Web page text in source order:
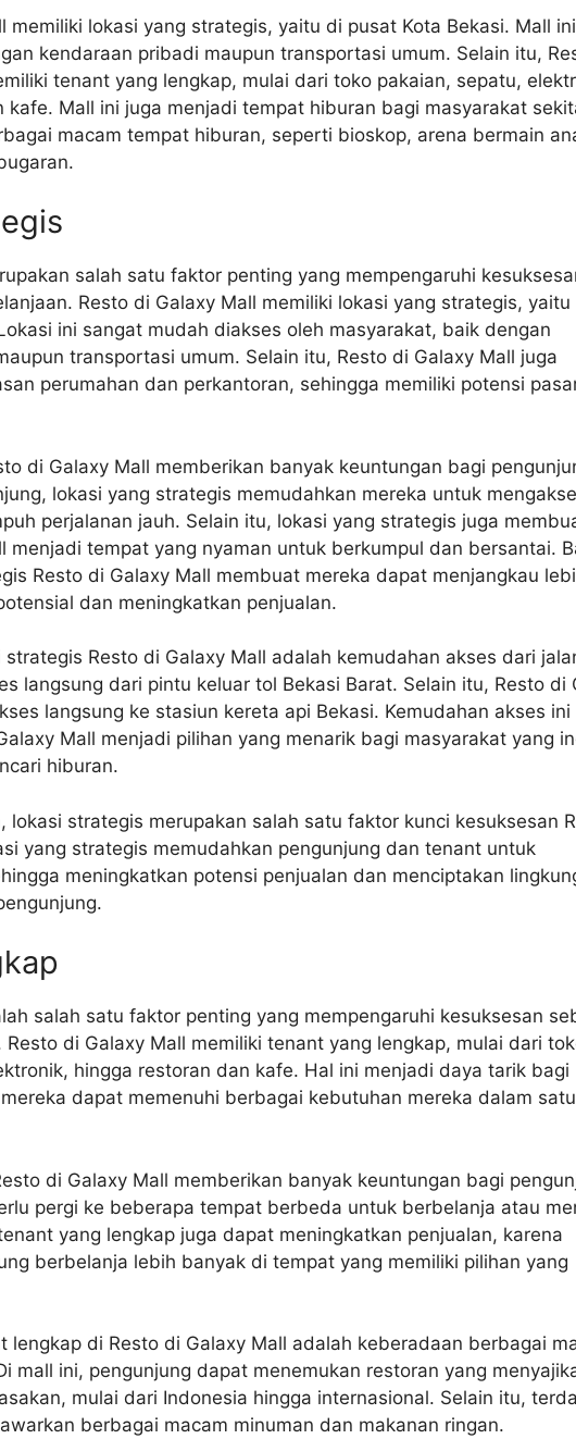
memiliki lokasi yang strategis, yaitu di pusat Kota Bekasi. Mall ini
kendaraan pribadi maupun transportasi umum. Selain itu,
tenant yang lengkap, mulai dari toko pakaian, sepatu,
kafe. Mall ini juga menjadi tempat hiburan bagi masyarakat
macam tempat hiburan, seperti bioskop, arena bermain
salah satu faktor penting yang mempengaruhi
Resto di Galaxy Mall memiliki lokasi yang strategis, yaitu
ini sangat mudah diakses oleh masyarakat, baik dengan
transportasi umum. Selain itu, Resto di Galaxy Mall juga
perumahan dan perkantoran, sehingga memiliki potensi
di Galaxy Mall memberikan banyak keuntungan bagi
lokasi yang strategis memudahkan mereka untuk
perjalanan jauh. Selain itu, lokasi yang strategis juga
menjadi tempat yang nyaman untuk berkumpul dan bersantai.
Resto di Galaxy Mall membuat mereka dapat menjangkau
dan meningkatkan penjualan.
Resto di Galaxy Mall adalah kemudahan akses dari
langsung dari pintu keluar tol Bekasi Barat. Selain itu, Resto di
langsung ke stasiun kereta api Bekasi. Kemudahan akses ini
Mall menjadi pilihan yang menarik bagi masyarakat yang
hiburan.
lokasi strategis merupakan salah satu faktor kunci kesuksesan
yang strategis memudahkan pengunjung dan tenant untuk
meningkatkan potensi penjualan dan menciptakan
salah satu faktor penting yang mempengaruhi kesuksesan
di Galaxy Mall memiliki tenant yang lengkap, mulai dari
hingga restoran dan kafe. Hal ini menjadi daya tarik bagi
dapat memenuhi berbagai kebutuhan mereka dalam satu
di Galaxy Mall memberikan banyak keuntungan bagi
pergi ke beberapa tempat berbeda untuk berbelanja atau
yang lengkap juga dapat meningkatkan penjualan, karena
berbelanja lebih banyak di tempat yang memiliki pilihan yang
lengkap di Resto di Galaxy Mall adalah keberadaan berbagai
mall ini, pengunjung dapat menemukan restoran yang
mulai dari Indonesia hingga internasional. Selain itu,
berbagai macam minuman dan makanan ringan.